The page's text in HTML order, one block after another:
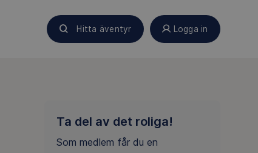
Hitta äventyr Logga in
Ta del av det roliga!
Som medlem får du en